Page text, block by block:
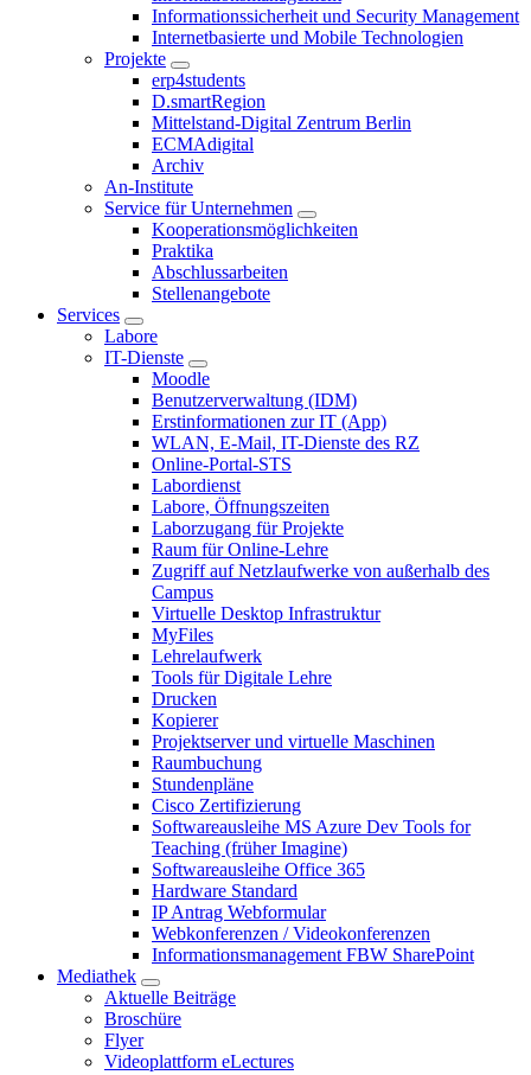
Informationssicherheit und Security Management
Internetbasierte und Mobile Technologien
Projekte
erp4students
D.smartRegion
Mittelstand-Digital Zentrum Berlin
ECMAdigital
Archiv
An-Institute
Service für Unternehmen
Kooperationsmöglichkeiten
Praktika
Abschlussarbeiten
Stellenangebote
Services
Labore
IT-Dienste
Moodle
Benutzerverwaltung (IDM)
Erstinformationen zur IT (App)
WLAN, E-Mail, IT-Dienste des RZ
Online-Portal-STS
Labordienst
Labore, Öffnungszeiten
Laborzugang für Projekte
Raum für Online-Lehre
Zugriff auf Netzlaufwerke von außerhalb des
Campus
Virtuelle Desktop Infrastruktur
MyFiles
Lehrelaufwerk
Tools für Digitale Lehre
Drucken
Kopierer
Projektserver und virtuelle Maschinen
Raumbuchung
Stundenpläne
Cisco Zertifizierung
Softwareausleihe MS Azure Dev Tools for
Teaching (früher Imagine)
Softwareausleihe Office 365
Hardware Standard
IP Antrag Webformular
Webkonferenzen / Videokonferenzen
Informationsmanagement FBW SharePoint
Mediathek
Aktuelle Beiträge
Broschüre
Flyer
Videoplattform eLectures